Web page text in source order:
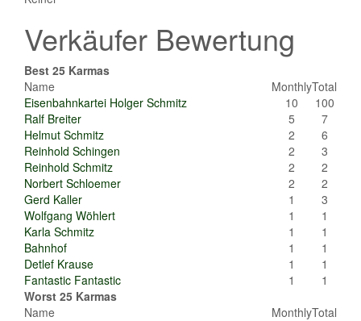
Verkäufer Bewertung
Best 25 Karmas
Name
MonthlyTotal
Eisenbahnkartei Holger Schmitz
10
100
Ralf Breiter
5
7
Helmut Schmitz
2
6
Reinhold Schingen
2
3
Reinhold Schmitz
2
2
Norbert Schloemer
2
2
Gerd Kaller
1
3
Wolfgang Wöhlert
1
1
Karla Schmitz
1
1
Bahnhof
1
1
Detlef Krause
1
1
Fantastic Fantastic
1
1
Worst 25 Karmas
Name
MonthlyTotal